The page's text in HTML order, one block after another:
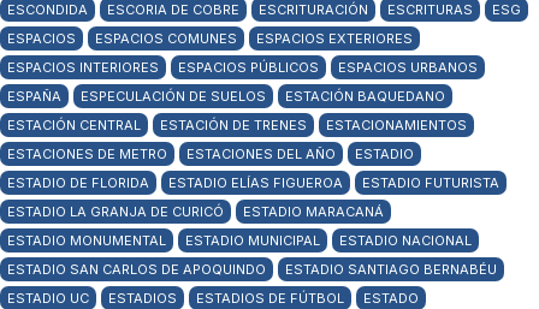
ESCONDIDA
ESCORIA DE COBRE ESCRITURACIÓN ESCRITURAS
ESG
ESPACIOS
ESPACIOS COMUNES
ESPACIOS EXTERIORES
ESPACIOS INTERIORES
ESPACIOS PÚBLICOS
ESPACIOS URBANOS
ESPAÑA
ESPECULACIÓN DE SUELOS
ESTACIÓN BAQUEDANO
ESTACIÓN CENTRAL
ESTACIÓN DE TRENES
ESTACIONAMIENTOS
ESTACIONES DE METRO
ESTACIONES DEL AÑO
ESTADIO
ESTADIO DE FLORIDA
ESTADIO ELÍAS FIGUEROA
ESTADIO FUTURISTA
ESTADIO LA GRANJA DE CURICÓ
ESTADIO MARACANÁ
ESTADIO MONUMENTAL
ESTADIO MUNICIPAL
ESTADIO NACIONAL
ESTADIO SAN CARLOS DE APOQUINDO
ESTADIO SANTIAGO BERNABÉU
ESTADIO UC
ESTADIOS ESTADIOS DE FÚTBOL
ESTADO